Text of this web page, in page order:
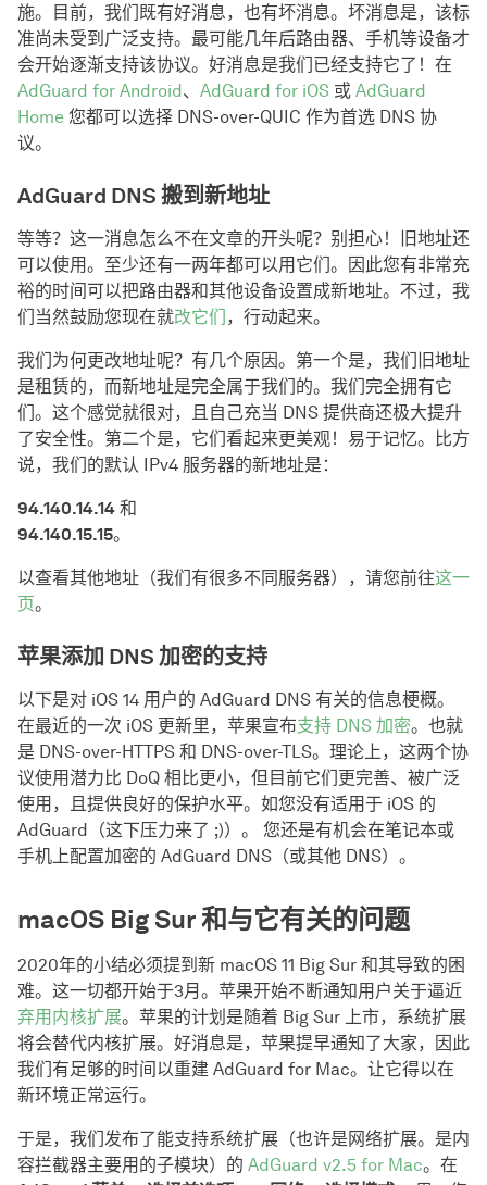
施。目前，我们既有好消息，也有坏消息。坏消息是，该标
准尚未受到广泛支持。最可能几年后路由器、手机等设备才
会开始逐渐支持该协议。好消息是我们已经支持它了！在
AdGuard for Android、 AdGuard for iOS 或 AdGuard
Home 您都可以选择 DNS-over-QUIC 作为首选 DNS 协
议。
AdGuard DNS 搬到新地址
等等？这一消息怎么不在文章的开头呢？别担心！旧地址还
可以使用。至少还有一两年都可以用它们。因此您有非常充
裕的时间可以把路由器和其他设备设置成新地址。不过，我
们当然鼓励您现在就改它们 ，行动起来。
我们为何更改地址呢？有几个原因。第一个是，我们旧地址
是租赁的，而新地址是完全属于我们的。我们完全拥有它
们。这个感觉就很对，且自己充当 DNS 提供商还极大提升
了安全性。第二个是，它们看起来更美观！易于记忆。比方
说，我们的默认 IPv4 服务器的新地址是：
94.140.14.14 和
94.140.15.15。
以查看其他地址（我们有很多不同服务器），请您前往这一
页。
苹果添加 DNS 加密的支持
以下是对 iOS 14 用户的 AdGuard DNS 有关的信息梗概。
在最近的一次 iOS 更新里，苹果宣布支持 DNS 加密。也就
是 DNS-over-HTTPS 和 DNS-over-TLS。理论上，这两个协
议使用潜力比 DoQ 相比更小，但目前它们更完善、被广泛
使用，且提供良好的保护水平。如您没有适用于 iOS 的
AdGuard（这下压力来了 ;)）。 您还是有机会在笔记本或
手机上配置加密的 AdGuard DNS（或其他 DNS）。
macOS Big Sur 和与它有关的问题
2020年的小结必须提到新 macOS 11 Big Sur 和其导致的困
难。这一切都开始于3月。苹果开始不断通知用户关于逼近
弃用内核扩展。苹果的计划是随着 Big Sur 上市，系统扩展
将会替代内核扩展。好消息是，苹果提早通知了大家，因此
我们有足够的时间以重建 AdGuard for Mac。让它得以在
新环境正常运行。
于是，我们发布了能支持系统扩展（也许是网络扩展。是内
容拦截器主要用的子模块）的 AdGuard v2.5 for Mac。在